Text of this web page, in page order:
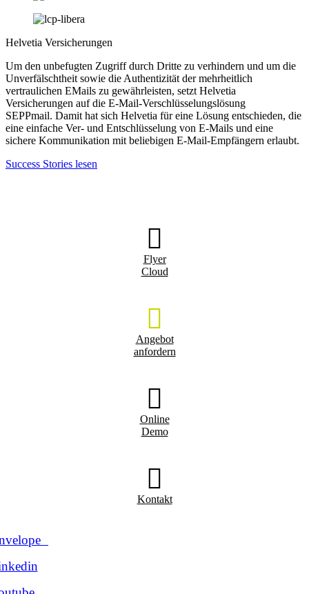
Helvetia Versicherungen
Um den unbefugten Zugriff durch Dritte zu verhindern und um die
Unverfälschtheit sowie die Authentizität der mehrheitlich
vertraulichen EMails zu gewährleisten, setzt Helvetia
Versicherungen auf die E-Mail-Verschlüsselungslösung
SEPPmail. Damit hat sich Helvetia für eine Lösung entschieden, die
eine einfache Ver- und Entschlüsselung von E-Mails und eine
sichere Kommunikation mit beliebigen E-Mail-Empfängern erlaubt.
Success Stories lesen
Flyer
Cloud
Angebot
anfordern
Online
Demo
Kontakt